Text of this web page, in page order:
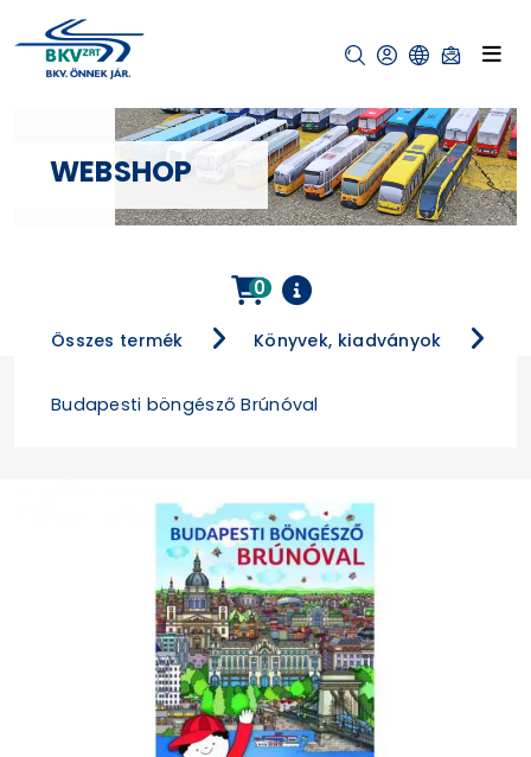
WEBSHOP
Összes termék Könyvek, kiadványok
Budapesti böngésző Brúnóval
0